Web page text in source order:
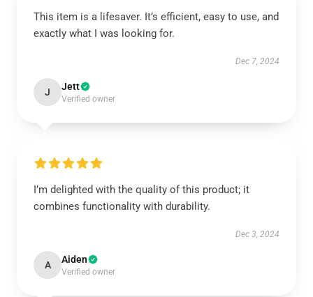
This item is a lifesaver. It’s efficient, easy to use, and
exactly what I was looking for.
Dec 7, 2024
J Jett
Verified owner
I’m delighted with the quality of this product; it
combines functionality with durability.
Dec 3, 2024
A Aiden
Verified owner